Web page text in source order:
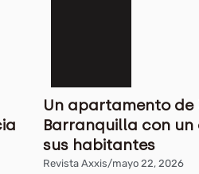
Un apartamento de
Barranquilla con un
sus habitantes
Revista Axxis/mayo 22, 2026